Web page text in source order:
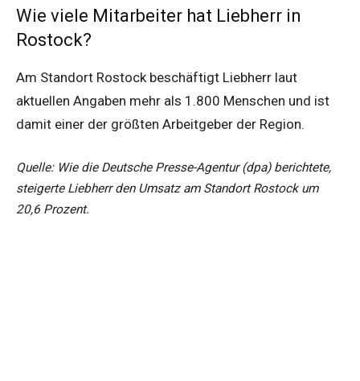
Wie viele Mitarbeiter hat Liebherr in
Rostock?
Am Standort Rostock beschäftigt Liebherr laut
aktuellen Angaben mehr als 1.800 Menschen und ist
damit einer der größten Arbeitgeber der Region.
Quelle: Wie die Deutsche Presse-Agentur (dpa) berichtete,
steigerte Liebherr den Umsatz am Standort Rostock um
20,6 Prozent.